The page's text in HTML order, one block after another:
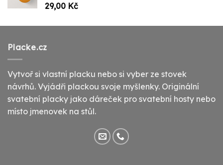
29,00 Kč
Placke.cz
Vytvoř si vlastní placku nebo si vyber ze stovek
návrhů. Vyjádři plackou svoje myšlenky. Originální
svatební placky jako dáreček pro svatební hosty nebo
místo jmenovek na stůl.